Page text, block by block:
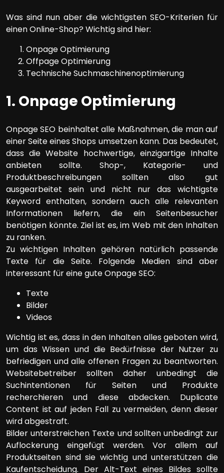
Was sind nun aber die wichtigsten SEO-Kriterien für
einen Online-Shop? Wichtig sind hier:
Onpage Optimierung
Offpage Optimierung
Technische Suchmaschinenoptimierung
1. Onpage Optimierung
Onpage SEO beinhaltet alle Maßnahmen, die man auf
einer Seite eines Shops umsetzen kann. Das bedeutet,
dass die Website hochwertige, einzigartige Inhalte
anbieten sollte. Shop-, Kategorie- und
Produktbeschreibungen sollten also gut
ausgearbeitet sein und nicht nur das wichtigste
Keyword enthalten, sondern auch alle relevanten
Informationen liefern, die ein Seitenbesucher
benötigen könnte. Ziel ist es, im Web mit den Inhalten
zu ranken.
Zu wichtigen Inhalten gehören natürlich passende
Texte für die Seite. Folgende Medien sind aber
interessant für eine gute Onpage SEO:
Texte
Bilder
Videos
Wichtig ist es, dass in den Inhalten alles geboten wird,
um das Wissen und die Bedürfnisse der Nutzer zu
befriedigen und alle offenen Fragen zu beantworten.
Websitebetreiber sollten daher unbedingt die
Suchintentionen für Seiten und Produkte
recherchieren und diese abdecken. Duplicate
Content ist auf jeden Fall zu vermeiden, denn dieser
wird abgestraft.
Bilder unterstreichen Texte und sollten unbedingt zur
Auflockerung eingefügt werden. Vor allem auf
Produktseiten sind sie wichtig und unterstützen die
Kaufentscheidung. Der Alt-Text eines Bildes sollte